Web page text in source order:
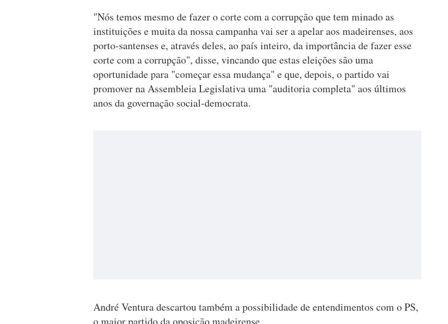
"Nós temos mesmo de fazer o corte com a corrupção que tem minado as
instituições e muita da nossa campanha vai ser a apelar aos madeirenses, aos
porto-santenses e, através deles, ao país inteiro, da importância de fazer esse
corte com a corrupção", disse, vincando que estas eleições são uma
oportunidade para "começar essa mudança" e que, depois, o partido vai
promover na Assembleia Legislativa uma "auditoria completa" aos últimos
anos da governação social-democrata.
André Ventura descartou também a possibilidade de entendimentos com o PS,